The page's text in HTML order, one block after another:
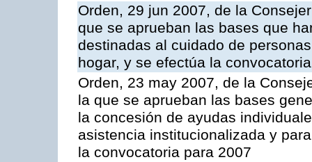
Orden, 29 jun 2007, de la
que se aprueban las bases que
destinadas al cuidado de
hogar, y se efectúa la
Orden, 23 may 2007, de la
la que se aprueban las bases
la concesión de ayudas
asistencia institucionalizada y
la convocatoria para 2007